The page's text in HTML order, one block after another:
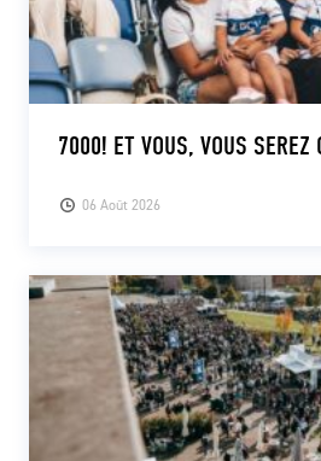
06 Août 2026
7000! ET VOUS, VOUS SEREZ